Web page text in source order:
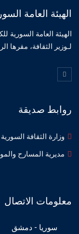
الهيئة العامة
الهيئة العامة
لـوزير الثقافة، مقرها
روابط صديقة
وزارة الثقافة السورية
مديرية المسارح
معلومات الاتصال
سوريا - دمشق